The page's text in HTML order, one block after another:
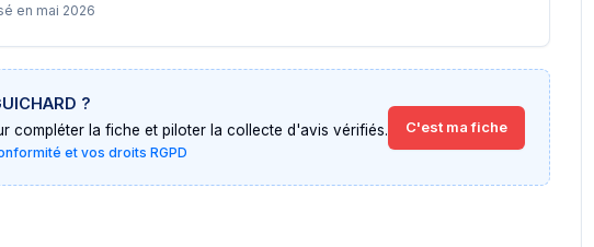
en mai 2026
?
compléter la fiche et piloter la collecte d'avis vérifiés.
et vos droits RGPD
C'est ma fiche